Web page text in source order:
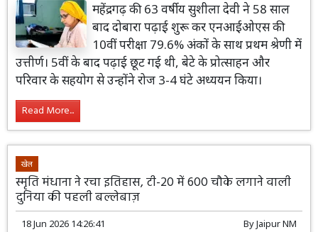
महेंद्रगढ़ की 63 वर्षीय सुशीला देवी ने 58 साल
बाद दोबारा पढ़ाई शुरू कर एनआईओएस की
10वीं परीक्षा 79.6% अंकों के साथ प्रथम श्रेणी में
उत्तीर्ण। 5वीं के बाद पढ़ाई छूट गई थी, बेटे के प्रोत्साहन और
परिवार के सहयोग से उन्होंने रोज 3-4 घंटे अध्ययन किया।
Read More...
खेल
स्मृति मंधाना ने रचा इतिहास, टी-20 में 600 चौके लगाने वाली
दुनिया की पहली बल्लेबाज़
18 Jun 2026 14:26:41 ByJaipur NM